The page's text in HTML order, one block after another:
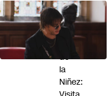
Panoramas
por
el
de
la
Niñez: